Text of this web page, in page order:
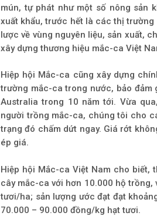
mún, tự phát như một số nông sản
xuất khẩu, trước hết là các thị trường
lược về vùng nguyên liệu, sản xuất,
xây dựng thương hiệu mắc-ca Việt
Hiệp hội Mắc-ca cũng xây dựng
trường mắc-ca trong nước, bảo
Australia trong 10 năm tới. Vừa
người trồng mắc-ca, chúng tôi cho
trạng đó chấm dứt ngay. Giá rớt
ép giá.
Hiệp hội Mắc-ca Việt Nam cho
cây mắc-ca với hơn 10.000 hộ
tươi/ha; sản lượng ước đạt đạt
70.000 – 90.000 đồng/kg hạt tươi.